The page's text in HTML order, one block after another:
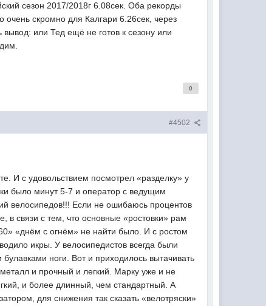
сезон 2017/2018г 6.08сек. Оба рекорды
скромно для Калгари 6.26сек, через
или Тед ещё не готов к сезону или
0
#4502
И с удовольствием посмотрел «разделку» у
было минут 5-7 и оператор с ведущим
велосипедов!!! Если не ошибаюсь процентов
связи с тем, что основные «ростовки» рам
«днём с огнём» не найти было. И с ростом
икры. У велосипедистов всегда были
ноги. Вот и приходилось вытачивать
и прочный и легкий. Марку уже и не
и более длинный, чем стандартный. А
для снижения так сказать «велотряски»